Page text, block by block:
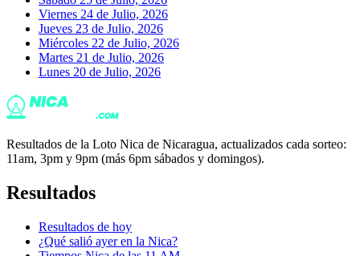
Viernes 24 de Julio, 2026
Jueves 23 de Julio, 2026
Miércoles 22 de Julio, 2026
Martes 21 de Julio, 2026
Lunes 20 de Julio, 2026
Resultados de la Loto Nica de Nicaragua, actualizados cada sorteo:
11am, 3pm y 9pm (más 6pm sábados y domingos).
Resultados
Resultados de hoy
¿Qué salió ayer en la Nica?